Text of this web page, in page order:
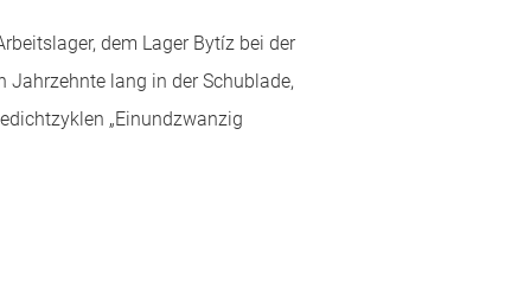
dem Lager Bytíz bei der
Jahrzehnte lang in der Schublade,
„Einundzwanzig